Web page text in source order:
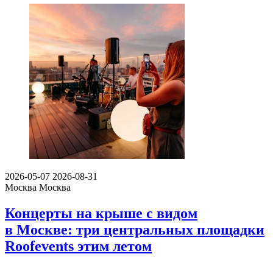
2026-05-07 2026-08-31
Москва Москва
Концерты на крыше с видом
в Москве: три центральных площадки
Roofevents этим летом